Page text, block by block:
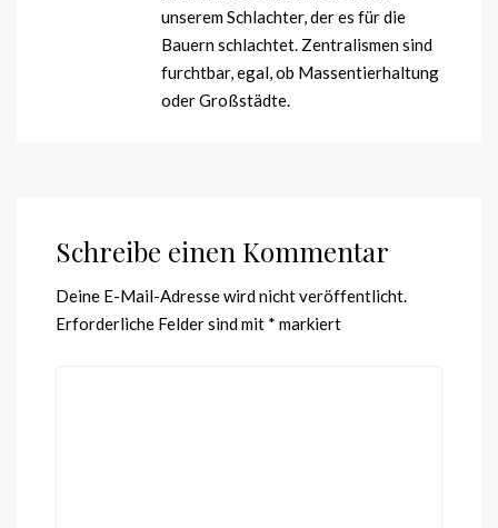
unserem Schlachter, der es für die
Bauern schlachtet. Zentralismen sind
furchtbar, egal, ob Massentierhaltung
oder Großstädte.
Schreibe einen Kommentar
Deine E-Mail-Adresse wird nicht veröffentlicht.
Erforderliche Felder sind mit * markiert